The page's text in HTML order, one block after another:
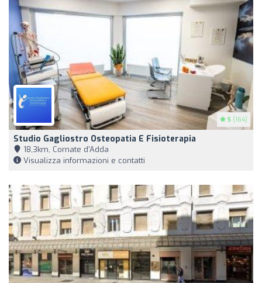
5 (164)
Studio Gagliostro Osteopatia E Fisioterapia
18,3km, Cornate d'Adda
Visualizza informazioni e contatti